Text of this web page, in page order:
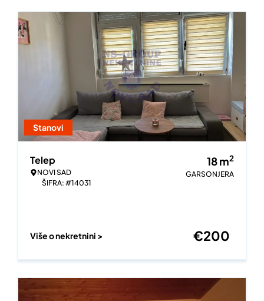
Stanovi
Telep
NOVI SAD
ŠIFRA: #14031
18m2
GARSONJERA
Više o nekretnini > €200